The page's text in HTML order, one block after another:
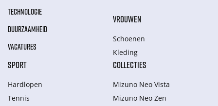
TECHNOLOGIE
DUURZAAMHEID
VACATURES
VROUWEN
Schoenen
Kleding
SPORT
Hardlopen
Tennis
COLLECTIES
Mizuno Neo Vista
Mizuno Neo Zen